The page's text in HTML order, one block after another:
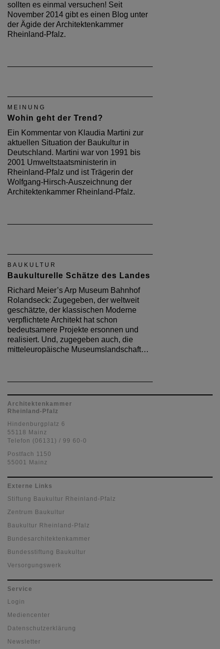
sollten es einmal versuchen! Seit
November 2014 gibt es einen Blog unter
der Ägide der Architektenkammer
Rheinland-Pfalz.
MEINUNG
Wohin geht der Trend?
Ein Kommentar von Klaudia Martini zur
aktuellen Situation der Baukultur in
Deutschland. Martini war von 1991 bis
2001 Umweltstaatsministerin in
Rheinland-Pfalz und ist Trägerin der
Wolfgang-Hirsch-Auszeichnung der
Architektenkammer Rheinland-Pfalz.
BAUKULTUR
Baukulturelle Schätze des Landes
Richard Meier’s Arp Museum Bahnhof
Rolandseck: Zugegeben, der weltweit
geschätzte, der klassischen Moderne
verpflichtete Architekt hat schon
bedeutsamere Projekte ersonnen und
realisiert. Und, zugegeben auch, die
mitteleuropäische Museumslandschaft…
Architektenkammer
Rheinland-Pfalz
Hindenburgplatz 6
55118 Mainz
Telefon (06131) / 99 60-0
Postfach 1150
55001 Mainz
Externe Links
Stiftung Baukultur Rheinland-Pfalz
Zentrum Baukultur
Baukultur Rheinland-Pfalz
Bundesarchitektenkammer
Bundesstiftung Baukultur
Versorgungswerk
Service
Login
Mediencenter
Datenschutzerklärung
Newsletter